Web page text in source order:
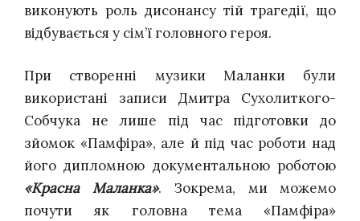
виконують роль дисонансу тій трагедії, що
відбувається у сім’ї головного героя.
При створенні музики Маланки були
використані записи Дмитра Сухолиткого-
Собчука не лише під час підготовки до
зйомок «Памфіра», але й під час роботи над
його дипломною документальною роботою
«Красна Маланка». Зокрема, ми можемо
почути як головна тема «Памфіра»